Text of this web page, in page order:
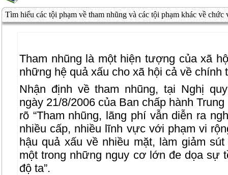
Tìm hiểu các tội phạm về tham nhũng và các tội phạm khác về chức
Tham nhũng là một hiện tượng của xã
những hệ quả xấu cho xã hội cả về chính
Nhận định về tham nhũng, tại Nghị
ngày 21/8/2006 của Ban chấp hành
rõ “Tham nhũng, lãng phí vẫn diễn ra
nhiều cấp, nhiều lĩnh vực với phạm vi
hậu quả xấu về nhiều mặt, làm giảm
một trong những nguy cơ lớn đe dọa sự
độ ta”.